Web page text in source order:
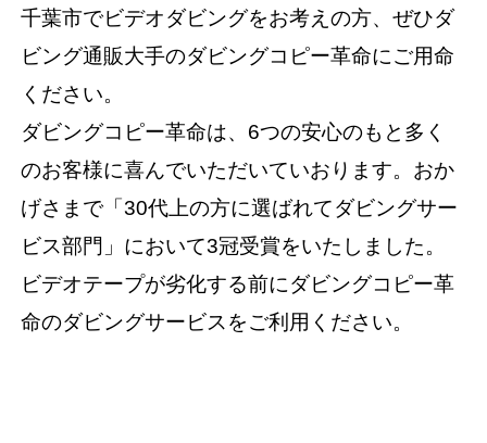
千葉市でビデオダビングをお考えの方、ぜひダ
ビング通販大手のダビングコピー革命にご用命
ください。
ダビングコピー革命は、6つの安心のもと多く
のお客様に喜んでいただいていおります。おか
げさまで「30代上の方に選ばれてダビングサー
ビス部門」において3冠受賞をいたしました。
ビデオテープが劣化する前にダビングコピー革
命のダビングサービスをご利用ください。